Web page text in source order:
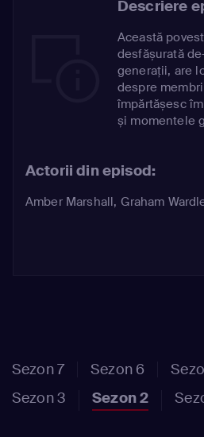
Descriere
Această
desfășurată
generații, are
despre
împărtășesc
și momentele
Actorii din episod:
Amber Marshall, Graham
Sezon 7 Sezon 6
Sezon 3
Sezon 2